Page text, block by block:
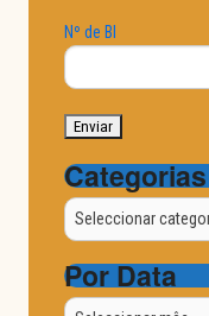
Nº de BI
Categorias
Categorias
Por Data
Por